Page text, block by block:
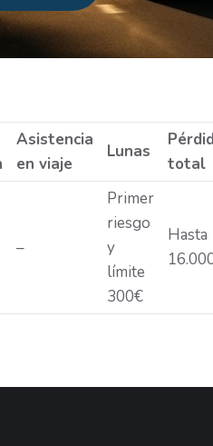
Estás aquí:
Asistencia
en viaje
Lunas
total
–
Primer
riesgo
y
límite
300€
Hasta